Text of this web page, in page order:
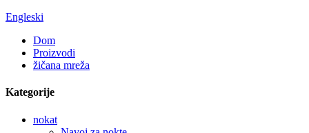
Engleski
Dom
Proizvodi
žičana mreža
Kategorije
nokat